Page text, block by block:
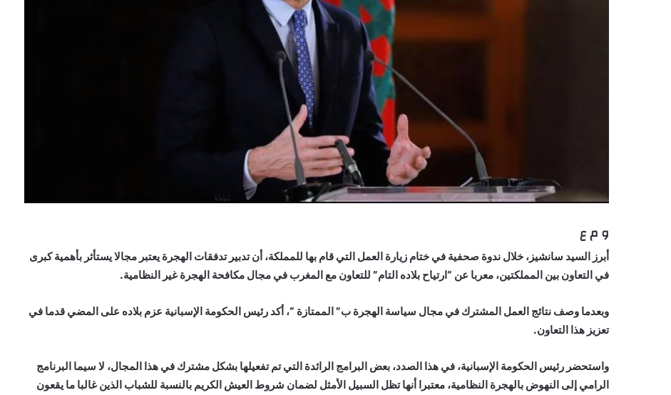
و م ع
أبرز السيد سانشيز، خلال ندوة صحفية في ختام زيارة العمل التي قام بها للمملكة، أن تدبير تدفقات الهجرة يعتبر مجالا يستأثر بأهمية كبرى
في التعاون بين المملكتين، معربا عن “ارتياح بلاده التام” للتعاون مع المغرب في مجال مكافحة الهجرة غير النظامية.
وبعدما وصف نتائج العمل المشترك في مجال سياسة الهجرة ب” الممتازة “، أكد رئيس الحكومة الإسبانية عزم بلاده على المضي قدما في
تعزيز هذا التعاون.
واستحضر رئيس الحكومة الإسبانية، في هذا الصدد، بعض البرامج الرائدة التي تم تفعيلها بشكل مشترك في هذا المجال، لا سيما البرنامج
الرامي إلى النهوض بالهجرة النظامية، معتبرا أنها تظل السبيل الأمثل لضمان شروط العيش الكريم بالنسبة للشباب الذين غالبا ما يقعون